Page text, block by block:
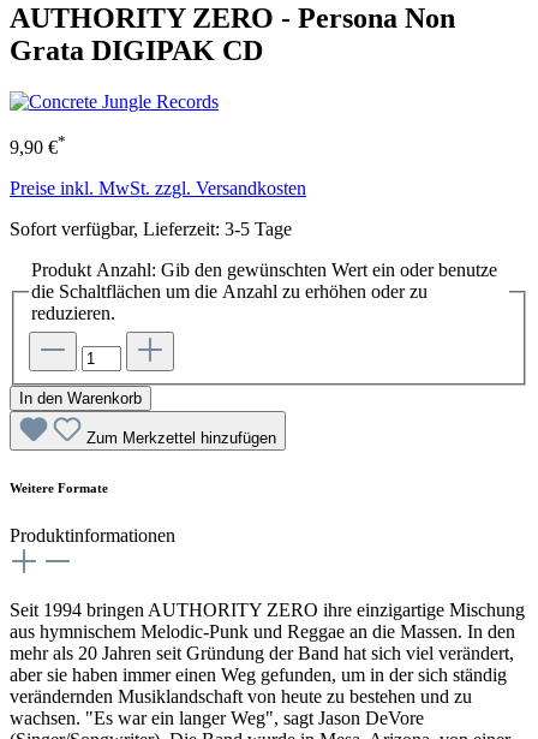
AUTHORITY ZERO - Persona Non
Grata DIGIPAK CD
9,90 €*
Preise inkl. MwSt. zzgl. Versandkosten
Sofort verfügbar, Lieferzeit: 3-5 Tage
Produkt Anzahl: Gib den gewünschten Wert ein oder benutze
die Schaltflächen um die Anzahl zu erhöhen oder zu
reduzieren.
In den Warenkorb
Zum Merkzettel hinzufügen
Weitere Formate
Produktinformationen
Seit 1994 bringen AUTHORITY ZERO ihre einzigartige Mischung
aus hymnischem Melodic-Punk und Reggae an die Massen. In den
mehr als 20 Jahren seit Gründung der Band hat sich viel verändert,
aber sie haben immer einen Weg gefunden, um in der sich ständig
verändernden Musiklandschaft von heute zu bestehen und zu
wachsen. "Es war ein langer Weg", sagt Jason DeVore